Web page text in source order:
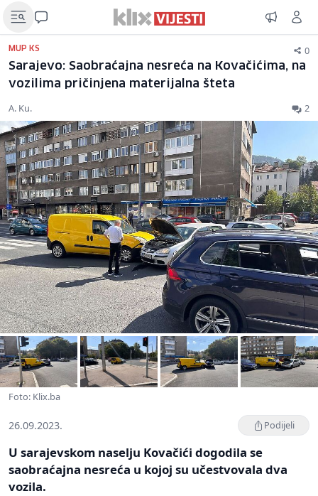
MUP KS 0
Sarajevo: Saobraćajna nesreća na Kovačićima, na
vozilima pričinjena materijalna šteta
A. Ku. 2
Foto: Klix.ba
26.09.2023. Podijeli
U sarajevskom naselju Kovačići dogodila se
saobraćajna nesreća u kojoj su učestvovala dva
vozila.